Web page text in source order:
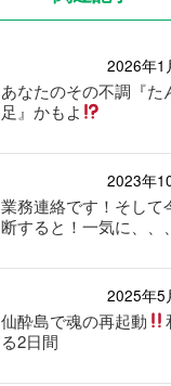
2026年1
あなたのその不調『た
足』かもよ
2023年
業務連絡です！そして
断すると！一気に、、、
2025年5
仙酔島で魂の再起動
る2日間